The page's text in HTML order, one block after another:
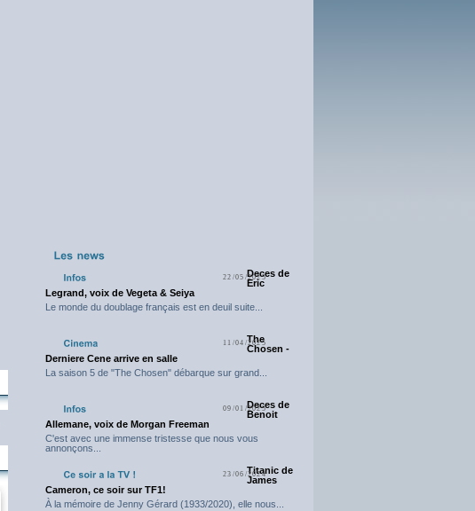
22/05/2025Deces de
Eric
Legrand, voix de Vegeta & Seiya
Le monde du doublage français est en deuil suite...
11/04/2025
The
Chosen -
Derniere Cene arrive en salle
La saison 5 de "The Chosen" débarque sur grand...
09/01/2025Deces de
Benoit
Allemane, voix de Morgan Freeman
C'est avec une immense tristesse que nous vous
annonçons...
23/06/2024Titanic de
James
Cameron, ce soir sur TF1!
À la mémoire de Jenny Gérard (1933/2020), elle nous...